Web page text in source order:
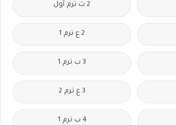
2 ث ترم أول
2 ع ترم 1
3 ب ترم 1
3 ع ترم 2
4 ب ترم 1